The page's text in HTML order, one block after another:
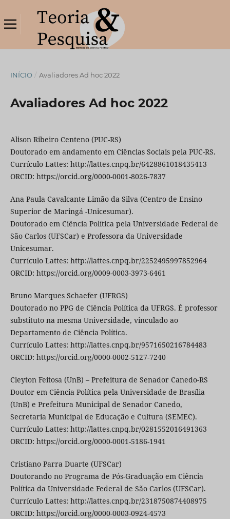
INÍCIO / Avaliadores Ad hoc 2022
Avaliadores Ad hoc 2022
Alison Ribeiro Centeno (PUC-RS)
Doutorado em andamento em Ciências Sociais pela PUC-RS.
Currículo Lattes: http://lattes.cnpq.br/6428861018435413
ORCID: https://orcid.org/0000-0001-8026-7837
Ana Paula Cavalcante Limão da Silva (Centro de Ensino
Superior de Maringá -Unicesumar).
Doutorado em Ciência Política pela Universidade Federal de
São Carlos (UFSCar) e Professora da Universidade
Unicesumar.
Currículo Lattes: http://lattes.cnpq.br/2252495997852964
ORCID: https://orcid.org/0009-0003-3973-6461
Bruno Marques Schaefer (UFRGS)
Doutorado no PPG de Ciência Política da UFRGS. É professor
substituto na mesma Universidade, vinculado ao
Departamento de Ciência Política.
Currículo Lattes: http://lattes.cnpq.br/9571650216784483
ORCID: https://orcid.org/0000-0002-5127-7240
Cleyton Feitosa (UnB) – Prefeitura de Senador Canedo-RS
Doutor em Ciência Política pela Universidade de Brasília
(UnB) e Prefeitura Municipal de Senador Canedo,
Secretaria Municipal de Educação e Cultura (SEMEC).
Currículo Lattes: http://lattes.cnpq.br/0281552016491363
ORCID: https://orcid.org/0000-0001-5186-1941
Cristiano Parra Duarte (UFSCar)
Doutorando no Programa de Pós-Graduação em Ciência
Política da Universidade Federal de São Carlos (UFSCar).
Currículo Lattes: http://lattes.cnpq.br/2318750874408975
ORCID: https://orcid.org/0000-0003-0924-4573